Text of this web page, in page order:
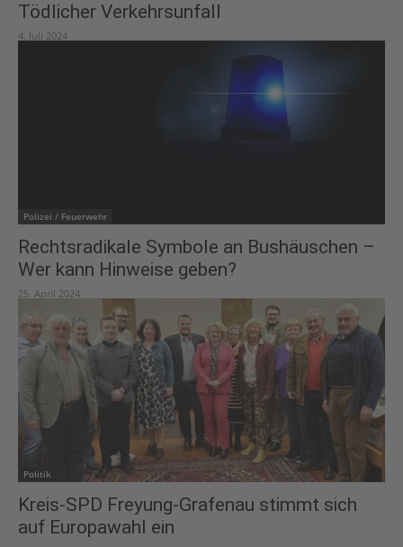
Tödlicher Verkehrsunfall
4. Juli 2024
Polizei / Feuerwehr
Rechtsradikale Symbole an Bushäuschen –
Wer kann Hinweise geben?
25. April 2024
Politik
Kreis-SPD Freyung-Grafenau stimmt sich
auf Europawahl ein